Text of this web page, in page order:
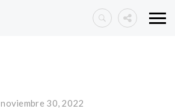
noviembre 30, 2022